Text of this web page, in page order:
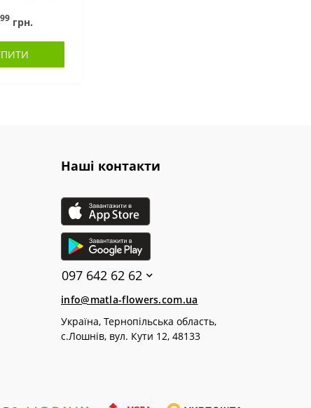
99грн.
Наші контакти
097 642 62 62
info@matla-flowers.com.ua
Україна, Тернопільська область,
с.Лошнів, вул. Кути 12, 48133